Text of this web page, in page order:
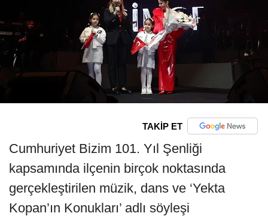
TAKİP ET
Cumhuriyet Bizim 101. Yıl Şenliği
kapsamında ilçenin birçok noktasında
gerçekleştirilen müzik, dans ve ‘Yekta
Kopan’ın Konukları’ adlı söyleşi